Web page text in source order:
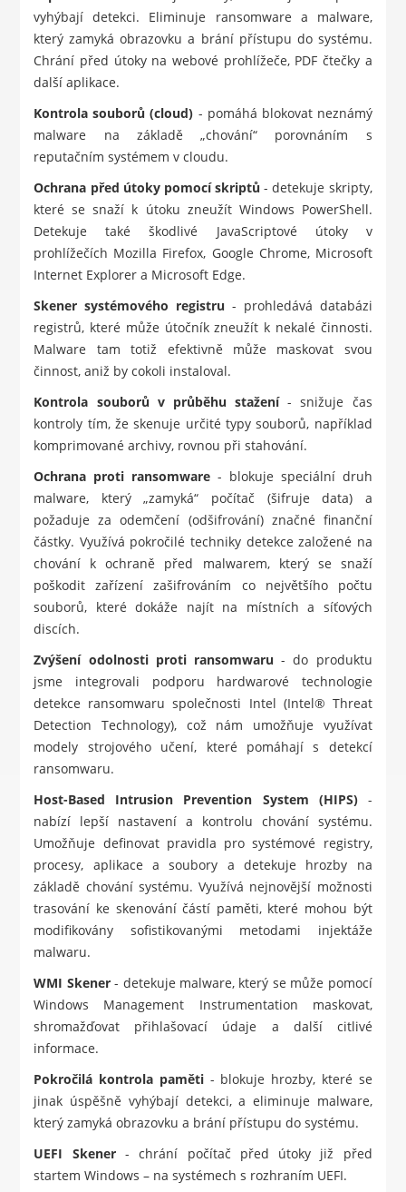
vyhýbají detekci. Eliminuje ransomware a malware,
který zamyká obrazovku a brání přístupu do systému.
Chrání před útoky na webové prohlížeče, PDF čtečky a
další aplikace.
Kontrola souborů (cloud) - pomáhá blokovat neznámý
malware na základě „chování“ porovnáním s
reputačním systémem v cloudu.
Ochrana před útoky pomocí skriptů - detekuje skripty,
které se snaží k útoku zneužít Windows PowerShell.
Detekuje také škodlivé JavaScriptové útoky v
prohlížečích Mozilla Firefox, Google Chrome, Microsoft
Internet Explorer a Microsoft Edge.
Skener systémového registru - prohledává databázi
registrů, které může útočník zneužít k nekalé činnosti.
Malware tam totiž efektivně může maskovat svou
činnost, aniž by cokoli instaloval.
Kontrola souborů v průběhu stažení- snižuje čas
kontroly tím, že skenuje určité typy souborů, například
komprimované archivy, rovnou při stahování.
Ochrana proti ransomware - blokuje speciální druh
malware, který „zamyká“ počítač (šifruje data) a
požaduje za odemčení (odšifrování) značné finanční
částky. Využívá pokročilé techniky detekce založené na
chování k ochraně před malwarem, který se snaží
poškodit zařízení zašifrováním co největšího počtu
souborů, které dokáže najít na místních a síťových
discích.
Zvýšení odolnosti proti ransomwaru - do produktu
jsme integrovali podporu hardwarové technologie
detekce ransomwaru společnosti Intel (Intel® Threat
Detection Technology), což nám umožňuje využívat
modely strojového učení, které pomáhají s detekcí
ransomwaru.
Host-Based Intrusion Prevention System (HIPS)-
nabízí lepší nastavení a kontrolu chování systému.
Umožňuje definovat pravidla pro systémové registry,
procesy, aplikace a soubory a detekuje hrozby na
základě chování systému. Využívá nejnovější možnosti
trasování ke skenování částí paměti, které mohou být
modifikovány sofistikovanými metodami injektáže
malwaru.
WMI Skener- detekuje malware, který se může pomocí
Windows Management Instrumentation maskovat,
shromažďovat přihlašovací údaje a další citlivé
informace.
Pokročilá kontrola paměti- blokuje hrozby, které se
jinak úspěšně vyhýbají detekci, a eliminuje malware,
který zamyká obrazovku a brání přístupu do systému.
UEFI Skener- chrání počítač před útoky již před
startem Windows – na systémech s rozhraním UEFI.